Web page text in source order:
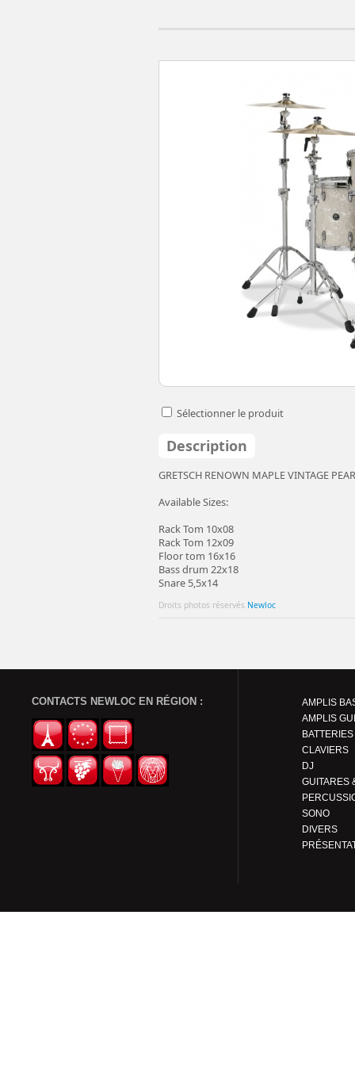
Sélectionner le produit
Description
GRETSCH RENOWN MAPLE VINTAGE
Available Sizes:
Rack Tom 10x08
Rack Tom 12x09
Floor tom 16x16
Bass drum 22x18
Snare 5,5x14
Droits photos réservés Newloc
CONTACTS NEWLOC EN RÉGION :
AMPLIS
AMPLIS
BATTERIES
CLAVIERS
DJ
SONO
DIVERS